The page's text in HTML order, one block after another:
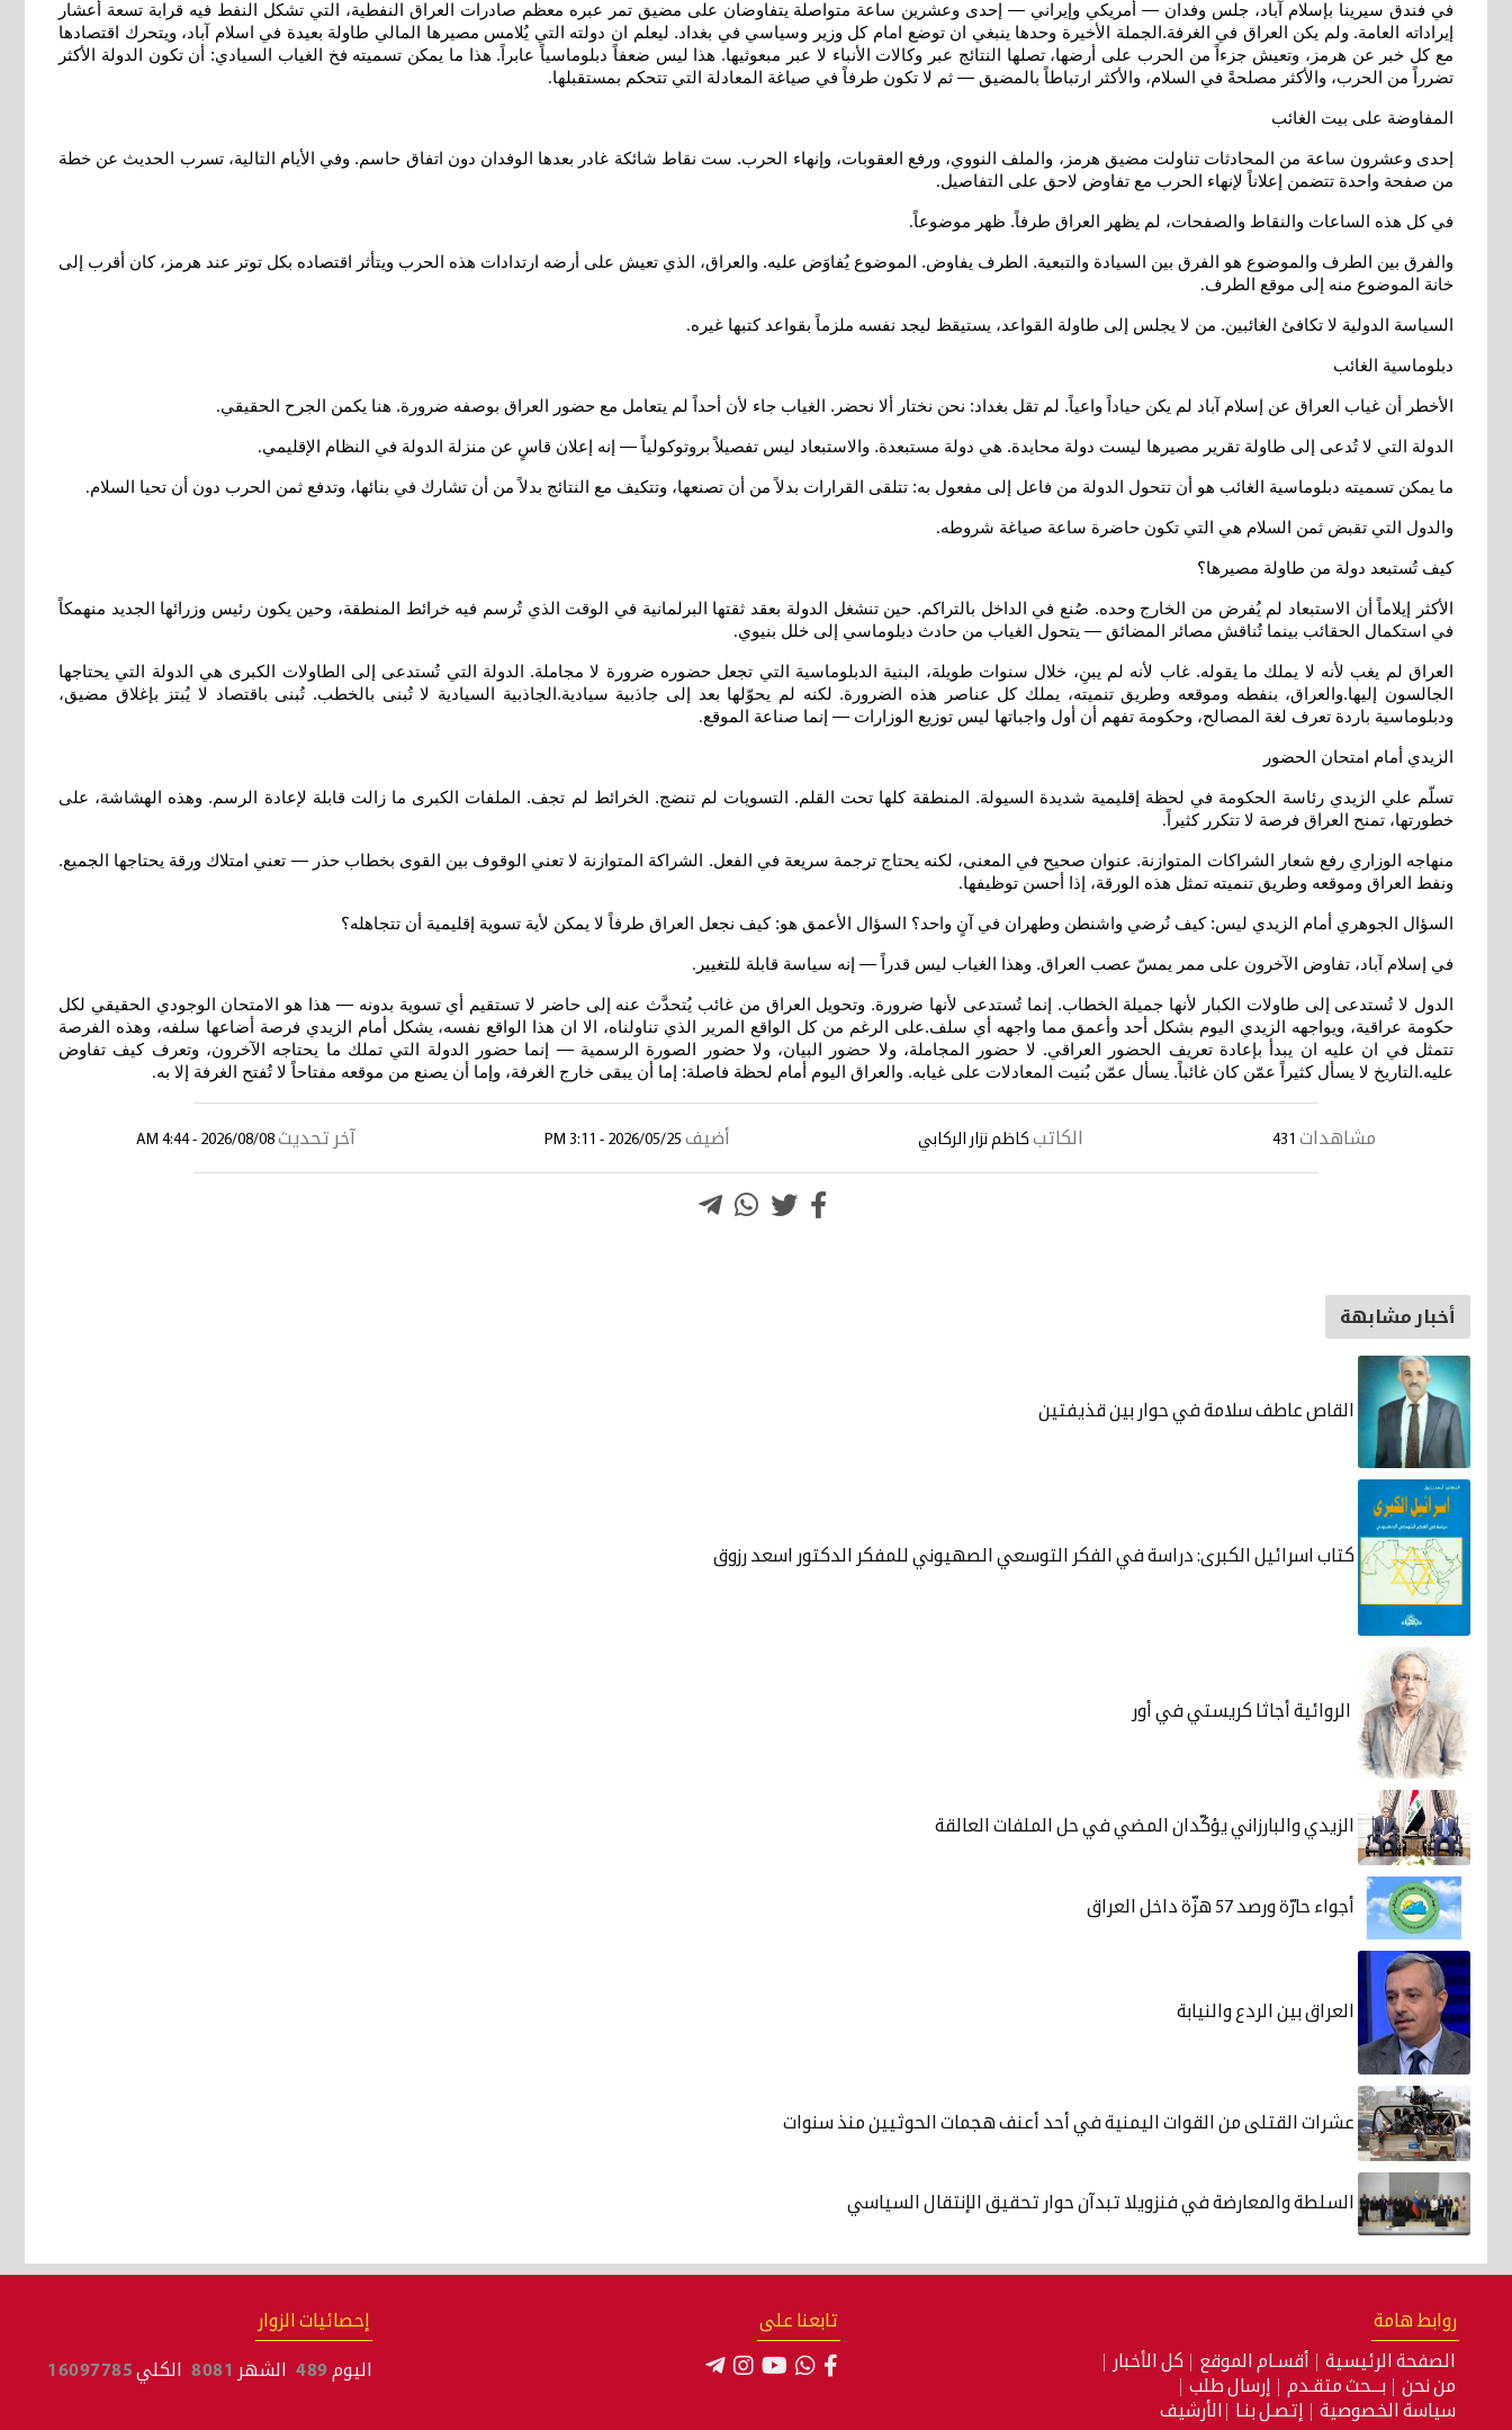
في فندق سيرينا بإسلام آباد، جلس وفدان — أمريكي وإيراني — إحدى وعشرين ساعة متواصلة يتفاوضان على مضيق تمر عبره معظم صادرات العراق النفطية، التي تشكل النفط فيه قرابة تسعة أعشار
إيراداته العامة. ولم يكن العراق في الغرفة.الجملة الأخيرة وحدها ينبغي ان توضع امام كل وزير وسياسي في بغداد. ليعلم ان دولته التي يُلامس مصيرها المالي طاولة بعيدة في اسلام آباد، ويتحرك اقتصادها
مع كل خبر عن هرمز، وتعيش جزءاً من الحرب على أرضها، تصلها النتائج عبر وكالات الأنباء لا عبر مبعوثيها. هذا ليس ضعفاً دبلوماسياً عابراً. هذا ما يمكن تسميته فخ الغياب السيادي: أن تكون الدولة الأكثر
تضرراً من الحرب، والأكثر مصلحةً في السلام، والأكثر ارتباطاً بالمضيق — ثم لا تكون طرفاً في صياغة المعادلة التي تتحكم بمستقبلها.
المفاوضة على بيت الغائب
إحدى وعشرون ساعة من المحادثات تناولت مضيق هرمز، والملف النووي، ورفع العقوبات، وإنهاء الحرب. ست نقاط شائكة غادر بعدها الوفدان دون اتفاق حاسم. وفي الأيام التالية، تسرب الحديث عن خطة
من صفحة واحدة تتضمن إعلاناً لإنهاء الحرب مع تفاوض لاحق على التفاصيل.
في كل هذه الساعات والنقاط والصفحات، لم يظهر العراق طرفاً. ظهر موضوعاً.
والفرق بين الطرف والموضوع هو الفرق بين السيادة والتبعية. الطرف يفاوض. الموضوع يُفاوَض عليه. والعراق، الذي تعيش على أرضه ارتدادات هذه الحرب ويتأثر اقتصاده بكل توتر عند هرمز، كان أقرب إلى
خانة الموضوع منه إلى موقع الطرف.
السياسة الدولية لا تكافئ الغائبين. من لا يجلس إلى طاولة القواعد، يستيقظ ليجد نفسه ملزماً بقواعد كتبها غيره.
دبلوماسية الغائب
الأخطر أن غياب العراق عن إسلام آباد لم يكن حياداً واعياً. لم تقل بغداد: نحن نختار ألا نحضر. الغياب جاء لأن أحداً لم يتعامل مع حضور العراق بوصفه ضرورة. هنا يكمن الجرح الحقيقي.
الدولة التي لا تُدعى إلى طاولة تقرير مصيرها ليست دولة محايدة. هي دولة مستبعدة. والاستبعاد ليس تفصيلاً بروتوكولياً — إنه إعلان قاسٍ عن منزلة الدولة في النظام الإقليمي.
ما يمكن تسميته دبلوماسية الغائب هو أن تتحول الدولة من فاعل إلى مفعول به: تتلقى القرارات بدلاً من أن تصنعها، وتتكيف مع النتائج بدلاً من أن تشارك في بنائها، وتدفع ثمن الحرب دون أن تحيا السلام.
والدول التي تقبض ثمن السلام هي التي تكون حاضرة ساعة صياغة شروطه.
كيف تُستبعد دولة من طاولة مصيرها؟
الأكثر إيلاماً أن الاستبعاد لم يُفرض من الخارج وحده. صُنع في الداخل بالتراكم. حين تنشغل الدولة بعقد ثقتها البرلمانية في الوقت الذي تُرسم فيه خرائط المنطقة، وحين يكون رئيس وزرائها الجديد منهمكاً
في استكمال الحقائب بينما تُناقش مصائر المضائق — يتحول الغياب من حادث دبلوماسي إلى خلل بنيوي.
العراق لم يغب لأنه لا يملك ما يقوله. غاب لأنه لم يبنِ، خلال سنوات طويلة، البنية الدبلوماسية التي تجعل حضوره ضرورة لا مجاملة. الدولة التي تُستدعى إلى الطاولات الكبرى هي الدولة التي يحتاجها
الجالسون إليها.والعراق، بنفطه وموقعه وطريق تنميته، يملك كل عناصر هذه الضرورة. لكنه لم يحوّلها بعد إلى جاذبية سيادية.الجاذبية السيادية لا تُبنى بالخطب. تُبنى باقتصاد لا يُبتز بإغلاق مضيق،
ودبلوماسية باردة تعرف لغة المصالح، وحكومة تفهم أن أول واجباتها ليس توزيع الوزارات — إنما صناعة الموقع.
الزيدي أمام امتحان الحضور
تسلّم علي الزيدي رئاسة الحكومة في لحظة إقليمية شديدة السيولة. المنطقة كلها تحت القلم. التسويات لم تنضج. الخرائط لم تجف. الملفات الكبرى ما زالت قابلة لإعادة الرسم. وهذه الهشاشة، على
خطورتها، تمنح العراق فرصة لا تتكرر كثيراً .
منهاجه الوزاري رفع شعار الشراكات المتوازنة. عنوان صحيح في المعنى، لكنه يحتاج ترجمة سريعة في الفعل. الشراكة المتوازنة لا تعني الوقوف بين القوى بخطاب حذر — تعني امتلاك ورقة يحتاجها الجميع.
ونفط العراق وموقعه وطريق تنميته تمثل هذه الورقة، إذا أحسن توظيفها.
السؤال الجوهري أمام الزيدي ليس: كيف نُرضي واشنطن وطهران في آنٍ واحد؟ السؤال الأعمق هو: كيف نجعل العراق طرفاً لا يمكن لأية تسوية إقليمية أن تتجاهله؟
في إسلام آباد، تفاوض الآخرون على ممر يمسّ عصب العراق. وهذا الغياب ليس قدراً — إنه سياسة قابلة للتغيير .
الدول لا تُستدعى إلى طاولات الكبار لأنها جميلة الخطاب. إنما تُستدعى لأنها ضرورة. وتحويل العراق من غائب يُتحدَّث عنه إلى حاضر لا تستقيم أي تسوية بدونه — هذا هو الامتحان الوجودي الحقيقي لكل
حكومة عراقية، ويواجهه الزيدي اليوم بشكل أحد وأعمق مما واجهه أي سلف.على الرغم من كل الواقع المرير الذي تناولناه، الا ان هذا الواقع نفسه، يشكل أمام الزيدي فرصة أضاعها سلفه، وهذه الفرصة
تتمثل في ان عليه ان يبدأ بإعادة تعريف الحضور العراقي. لا حضور المجاملة، ولا حضور البيان، ولا حضور الصورة الرسمية — إنما حضور الدولة التي تملك ما يحتاجه الآخرون، وتعرف كيف تفاوض
عليه.التاريخ لا يسأل كثيراً عمّن كان غائباً. يسأل عمّن بُنيت المعادلات على غيابه. والعراق اليوم أمام لحظة فاصلة: إما أن يبقى خارج الغرفة، وإما أن يصنع من موقعه مفتاحاً لا تُفتح الغرفة إلا به.
مشاهدات 431 الكاتب كاظم نزار الركابي أضيف 2026/05/25 - 3:11 PM آخر تحديث 2026/08/08 - 4:44 AM
أخبار مشابهة
القاص عاطف سلامة في حوار بين قذيفتين
كتاب اسرائيل الكبرى: دراسة في الفكر التوسعي الصهيوني للمفكر الدكتور اسعد رزوق
الروائية أجاثا كريستي في أور
الزيدي والبارزاني يؤكّدان المضي في حل الملفات العالقة
أجواء حارّة ورصد 57 هزّة داخل العراق
العراق بين الردع والنيابة
عشرات القتلى من القوات اليمنية في أحد أعنف هجمات الحوثيين منذ سنوات
السلطة والمعارضة في فنزويلا تبدآن حوار تحقيق الإنتقال السياسي
روابط هامة
الصفحة الرئيسية أقسـام الموقع
كل الأخبار
من نحن
بـــحث متقـدم
إرسال طلب
سياسة الخصوصية
إتصـل بنـا الأرشيف
تابعنا على إحصائيات الزوار
اليوم 489 الشهر 8081 الكلي 16097785